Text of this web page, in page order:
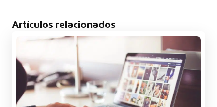
Artículos relacionados